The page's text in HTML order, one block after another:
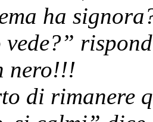
ha
nero!!!
di rimanere